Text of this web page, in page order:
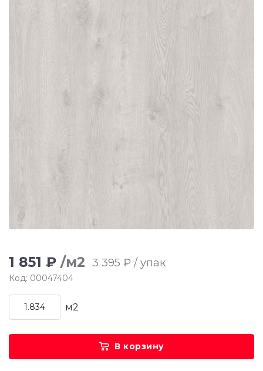
1 851 ₽ /м2 3 395 ₽ / упак
Код: 00047404
м2
В корзину